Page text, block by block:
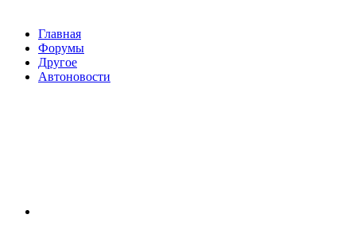
Главная
Форумы
Другое
Автоновости